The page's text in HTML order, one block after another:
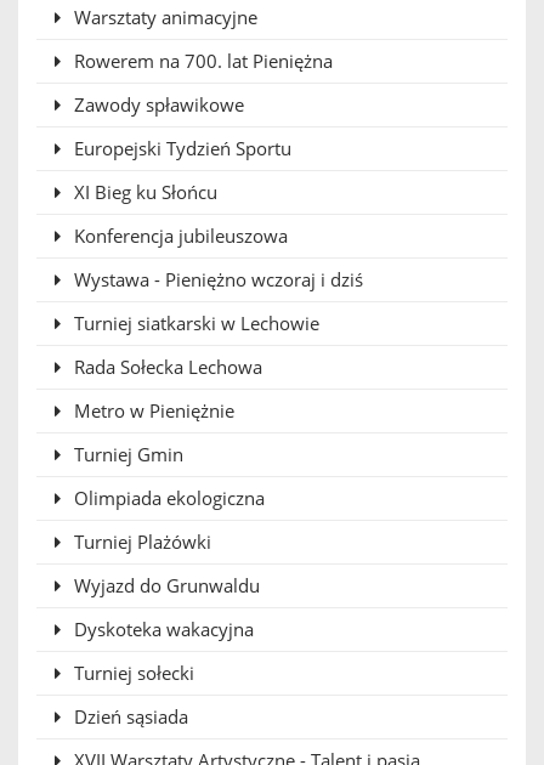
Warsztaty animacyjne
Rowerem na 700. lat Pieniężna
Zawody spławikowe
Europejski Tydzień Sportu
XI Bieg ku Słońcu
Konferencja jubileuszowa
Wystawa - Pieniężno wczoraj i dziś
Turniej siatkarski w Lechowie
Rada Sołecka Lechowa
Metro w Pieniężnie
Turniej Gmin
Olimpiada ekologiczna
Turniej Plażówki
Wyjazd do Grunwaldu
Dyskoteka wakacyjna
Turniej sołecki
Dzień sąsiada
XVII Warsztaty Artystyczne - Talent i pasja